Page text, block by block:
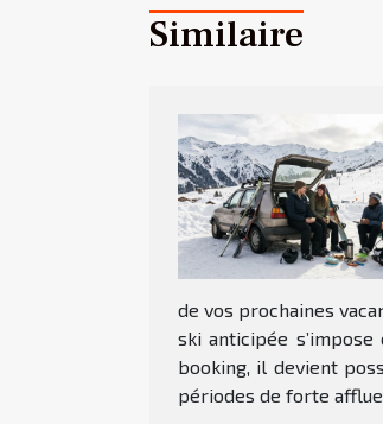
Similaire
de vos prochaines
ski anticipée
booking, il devient
périodes de forte